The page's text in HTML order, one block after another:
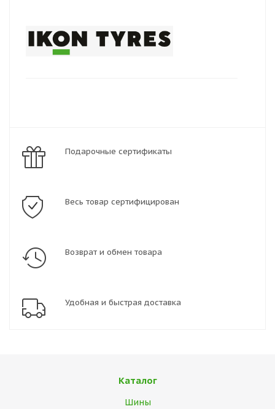
Подарочные сертификаты
Весь товар сертифицирован
Возврат и обмен товара
Удобная и быстрая доставка
Каталог
Шины